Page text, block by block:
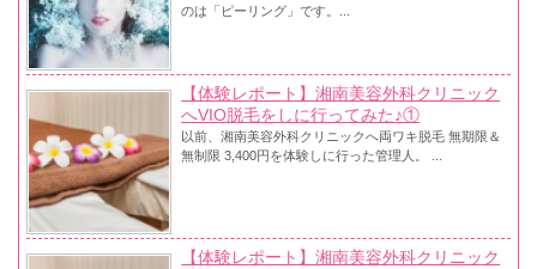
のは「ピーリング」です。...
【体験レポート】湘南美容外科クリニック
へVIO脱毛をしに行ってみた♪①
以前、湘南美容外科クリニックへ両ワキ脱毛 無期限＆
無制限 3,400円を体験しに行った管理人。 ...
【体験レポート】湘南美容外科クリニック